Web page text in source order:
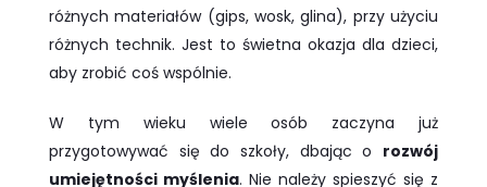
różnych materiałów (gips, wosk, glina), przy użyciu
różnych technik. Jest to świetna okazja dla dzieci,
aby zrobić coś wspólnie.
W tym wieku wiele osób zaczyna już
przygotowywać się do szkoły, dbając o rozwój
umiejętności myślenia. Nie należy spieszyć się z